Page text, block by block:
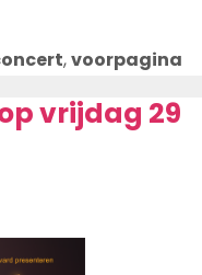
,voorpagina
vrijdag 29